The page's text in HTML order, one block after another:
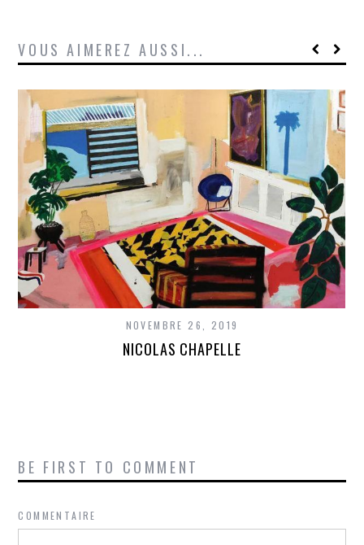
VOUS AIMEREZ AUSSI...
NOVEMBRE 26, 2019
NICOLAS CHAPELLE
BE FIRST TO COMMENT
COMMENTAIRE